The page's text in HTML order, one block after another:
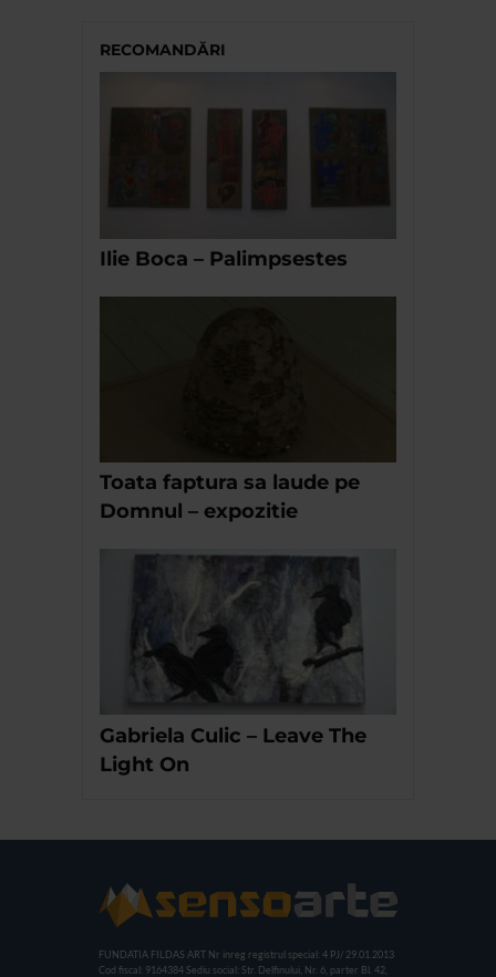
RECOMANDĂRI
Ilie Boca – Palimpsestes
Toata faptura sa laude pe
Domnul – expozitie
Gabriela Culic – Leave The
Light On
FUNDATIA FILDAS ART Nr inreg registrul special: 4 PJ/ 29.01.2013
Cod fiscal: 9164384 Sediu social: Str. Delfinului, Nr. 6, parter Bl. 42,